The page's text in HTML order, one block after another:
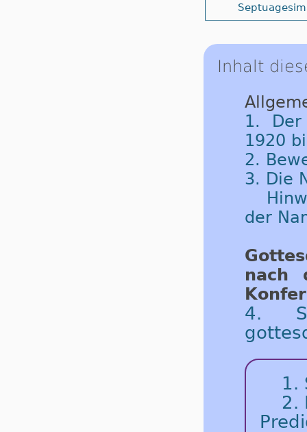
Inhalt
1. Der
1920
2.
3. Die
der
nach
4.
1.
2.